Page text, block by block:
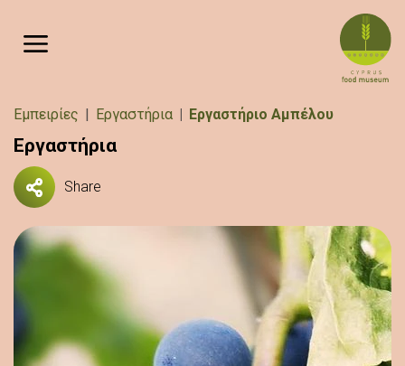
Breadcrumb
Εμπειρίες Εργαστήρια Εργαστήριο Αμπέλου
Εργαστήρια
Share